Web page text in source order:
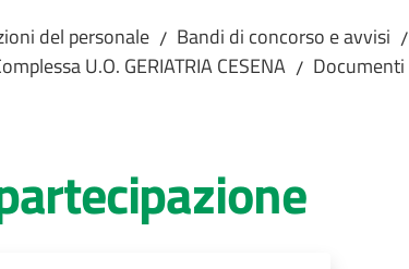
del personale / Bandi di concorso e avvisi /
U.O. GERIATRIA CESENA / Documenti